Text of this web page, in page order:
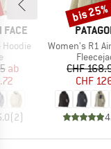
FACE
Preis
ab
(2)
MARKE
Artikel
Women's R1 Air
CHF
CHF
Rabatt
bis 25%